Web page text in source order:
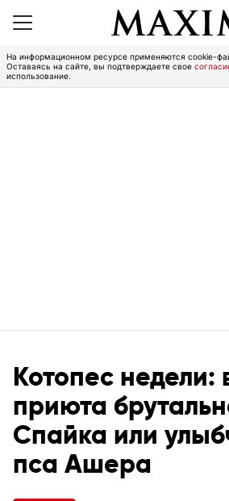
На информационном ресурсе применяются cookie-
Оставаясь на сайте, вы подтверждаете свое
использование.
Котопес недели:
приюта
Спайка или
пса Ашера